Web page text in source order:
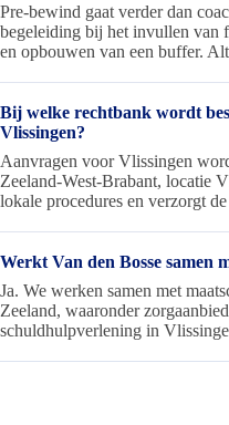
Pre-bewind gaat verder dan
begeleiding bij het invullen van
en opbouwen van een buffer.
Bij welke rechtbank wordt
Vlissingen?
Aanvragen voor Vlissingen
Zeeland-West-Brabant, locatie
lokale procedures en verzorgt
Werkt Van den Bosse samen
Ja. We werken samen met
Zeeland, waaronder
schuldhulpverlening in